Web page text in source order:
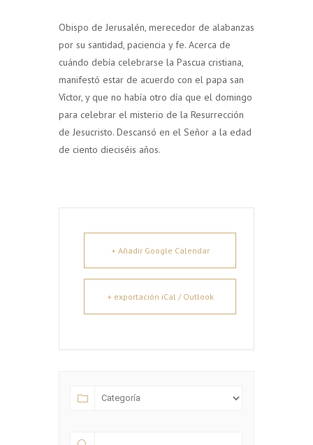
Obispo de Jerusalén, merecedor de alabanzas
por su santidad, paciencia y fe. Acerca de
cuándo debía celebrarse la Pascua cristiana,
manifestó estar de acuerdo con el papa san
Víctor, y que no había otro día que el domingo
para celebrar el misterio de la Resurrección
de Jesucristo. Descansó en el Señor a la edad
de ciento dieciséis años.
+ Añadir Google Calendar
+ exportación iCal / Outlook